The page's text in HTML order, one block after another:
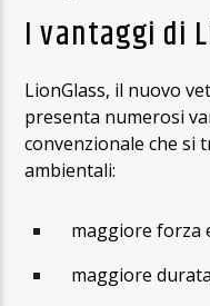
I vantaggi di
LionGlass, il nuovo
presenta numerosi
convenzionale che si
ambientali:
maggiore forza
maggiore durata